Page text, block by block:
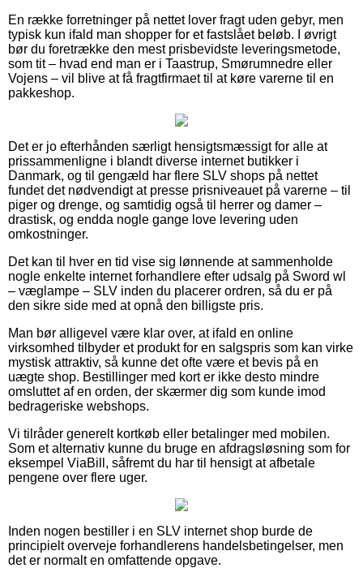
En række forretninger på nettet lover fragt uden gebyr, men
typisk kun ifald man shopper for et fastslået beløb. I øvrigt
bør du foretrække den mest prisbevidste leveringsmetode,
som tit – hvad end man er i Taastrup, Smørumnedre eller
Vojens – vil blive at få fragtfirmaet til at køre varerne til en
pakkeshop.
Det er jo efterhånden særligt hensigtsmæssigt for alle at
prissammenligne i blandt diverse internet butikker i
Danmark, og til gengæld har flere SLV shops på nettet
fundet det nødvendigt at presse prisniveauet på varerne – til
piger og drenge, og samtidig også til herrer og damer –
drastisk, og endda nogle gange love levering uden
omkostninger.
Det kan til hver en tid vise sig lønnende at sammenholde
nogle enkelte internet forhandlere efter udsalg på Sword wl
– væglampe – SLV inden du placerer ordren, så du er på
den sikre side med at opnå den billigste pris.
Man bør alligevel være klar over, at ifald en online
virksomhed tilbyder et produkt for en salgspris som kan virke
mystisk attraktiv, så kunne det ofte være et bevis på en
uægte shop. Bestillinger med kort er ikke desto mindre
omsluttet af en orden, der skærmer dig som kunde imod
bedrageriske webshops.
Vi tilråder generelt kortkøb eller betalinger med mobilen.
Som et alternativ kunne du bruge en afdragsløsning som for
eksempel ViaBill, såfremt du har til hensigt at afbetale
pengene over flere uger.
Inden nogen bestiller i en SLV internet shop burde de
principielt overveje forhandlerens handelsbetingelser, men
det er normalt en omfattende opgave.